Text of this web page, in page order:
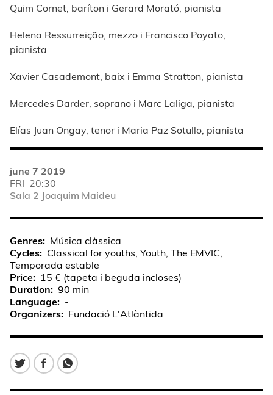
Quim Cornet, baríton i Gerard Morató, pianista
Helena Ressurreição, mezzo i Francisco Poyato,
pianista
Xavier Casademont, baix i Emma Stratton, pianista
Mercedes Darder, soprano i Marc Laliga, pianista
Elías Juan Ongay, tenor i Maria Paz Sotullo, pianista
june 7 2019
FRI 20:30
Sala 2 Joaquim Maideu
Genres
Música clàssica
Cycles
Classical for youths, Youth, The EMVIC,
Temporada estable
Price
15 € (tapeta i beguda incloses)
Duration
90 min
Language
-
Organizers
Fundació L'Atlàntida